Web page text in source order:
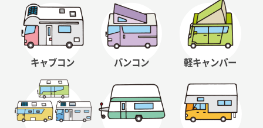
キャブコン バンコン 軽キャンパー